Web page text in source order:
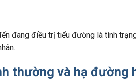
đang điều trị tiểu đường là tình
thường và hạ đường